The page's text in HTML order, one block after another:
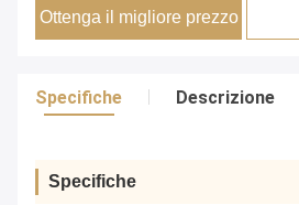
Ottenga il migliore prezzo
Specifiche Descrizione
Specifiche